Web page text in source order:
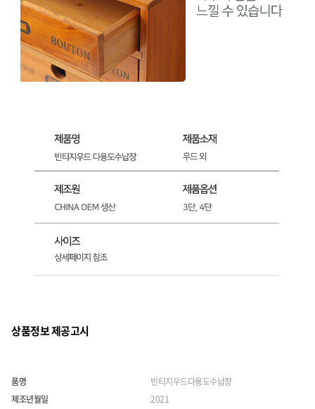
상품정보 제공고시
품명
빈티지우드다용도수납장
제조년월일
2021